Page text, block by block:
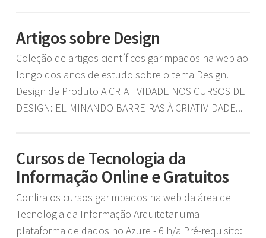
Artigos sobre Design
Coleção de artigos científicos garimpados na web ao
longo dos anos de estudo sobre o tema Design.
Design de Produto A CRIATIVIDADE NOS CURSOS DE
DESIGN: ELIMINANDO BARREIRAS À CRIATIVIDADE...
Cursos de Tecnologia da
Informação Online e Gratuitos
Confira os cursos garimpados na web da área de
Tecnologia da Informação Arquitetar uma
plataforma de dados no Azure - 6 h/a Pré-requisito: